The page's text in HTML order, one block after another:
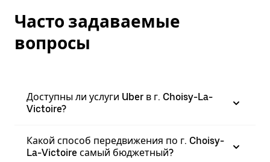
Часто задаваемые
вопросы
Доступны ли услуги Uber в г. Choisy-La-
Victoire?
Какой способ передвижения по г. Choisy-
La-Victoire самый бюджетный?